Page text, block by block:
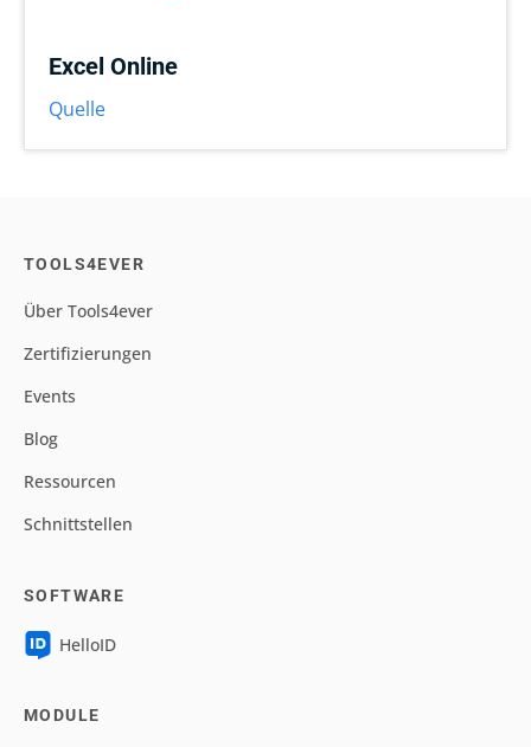
Excel Online
Quelle
TOOLS4EVER
Über Tools4ever
Zertifizierungen
Events
Blog
Ressourcen
Schnittstellen
SOFTWARE
HelloID
MODULE